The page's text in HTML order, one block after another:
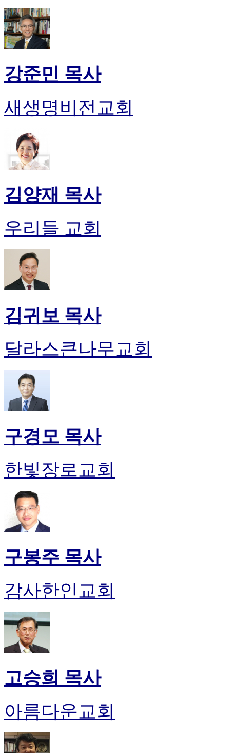
강준민 목사
새생명비전교회
김양재 목사
우리들 교회
김귀보 목사
달라스큰나무교회
구경모 목사
한빛장로교회
구봉주 목사
감사한인교회
고승희 목사
아름다운교회